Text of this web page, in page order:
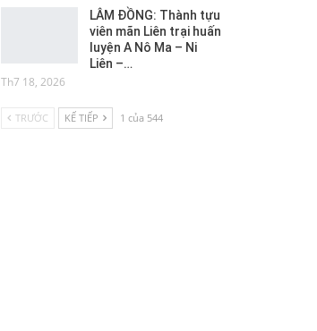
LÂM ĐỒNG: Thành tựu
viên mãn Liên trại huấn
luyện A Nô Ma – Ni
Liên –…
Th7 18, 2026
TRƯỚC KẾ TIẾP 1 của 544